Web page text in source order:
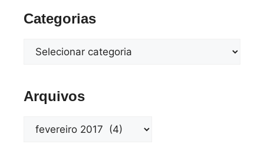
Categorias
Arquivos